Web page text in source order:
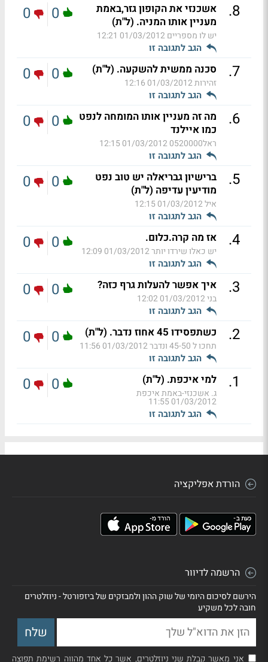
8
.
אשכנזי את הקופון גזר,באמת
מעניין אותו המניה. (ל"ת)
יש לו מספריים01/03/2012 12:21
הגב לתגובה זו
0
0
7
. סכנה ממשית להשקעה. (ל"ת)
זהירות01/03/2012 12:16
הגב לתגובה זו
0
0
6
.
מה זה מעניין אותו המומחה לנפט
כמו איילנד
ראל0520000 01/03/2012 12:15
הגב לתגובה זו
0
0
5
.
ברישיון גבריאלה יש טוב נפט
מודיעין עדיפה (ל"ת)
איל01/03/2012 12:15
הגב לתגובה זו
0
0
4
. אז מה קרה.כלום.
יש כאלו שירדו יותר01/03/2012 12:09
הגב לתגובה זו
0
0
3
. איך אפשר להעלות גרף כזה?
בני01/03/2012 12:02
הגב לתגובה זו
0
0
2
. כשתפסידו 45 אחוז נדבר. (ל"ת)
תחכו ל 45-50 ונדבר 01/03/2012 11:56
הגב לתגובה זו
0
0
1
. למי איכפת. (ל"ת)
ג. אשכנזי-באמת איכפת
01/03/2012 11:55
הגב לתגובה זו
0
0
הורדת אפליקציה
הרשמה לדיוור
הירשם לסיכום היומי של שוק ההון ולמבזקים של ביזפורטל - ניוזלטרים
חובה לכל משקיע
אני מאשר קבלת שני ניוזלטרים, אשר כל אחד מהווה רשימת תפוצה